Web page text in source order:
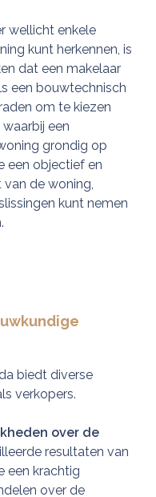
wellicht enkele
kunt herkennen, is
dat een makelaar
een bouwtechnisch
om te kiezen
een
grondig op
een objectief en
de woning,
kunt nemen
biedt diverse
verkopers.
over de
resultaten van
een krachtig
over de